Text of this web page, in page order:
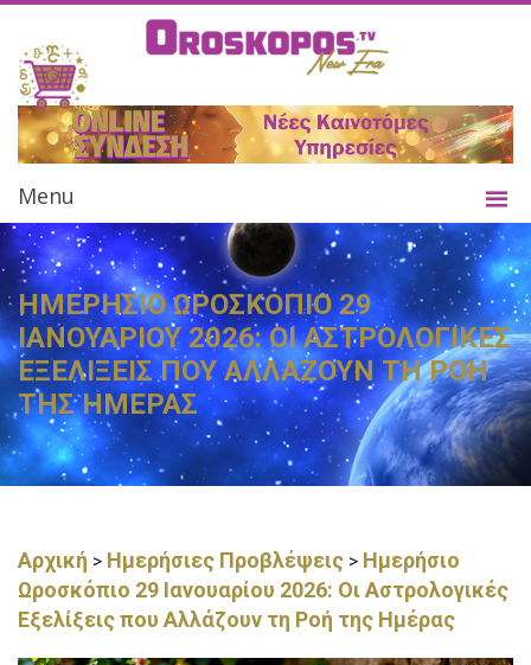
Menu
ΗΜΕΡΗΣΙΟ ΩΡΟΣΚΟΠΙΟ 29
ΙΑΝΟΥΑΡΙΟΥ 2026: ΟΙ ΑΣΤΡΟΛΟΓΙΚΕΣ
ΕΞΕΛΙΞΕΙΣ ΠΟΥ ΑΛΛΑΖΟΥΝ ΤΗ ΡΟΗ
ΤΗΣ ΗΜΕΡΑΣ
Αρχική > Ημερήσιες Προβλέψεις > Ημερήσιο
Ωροσκόπιο 29 Ιανουαρίου 2026: Οι Αστρολογικές
Εξελίξεις που Αλλάζουν τη Ροή της Ημέρας